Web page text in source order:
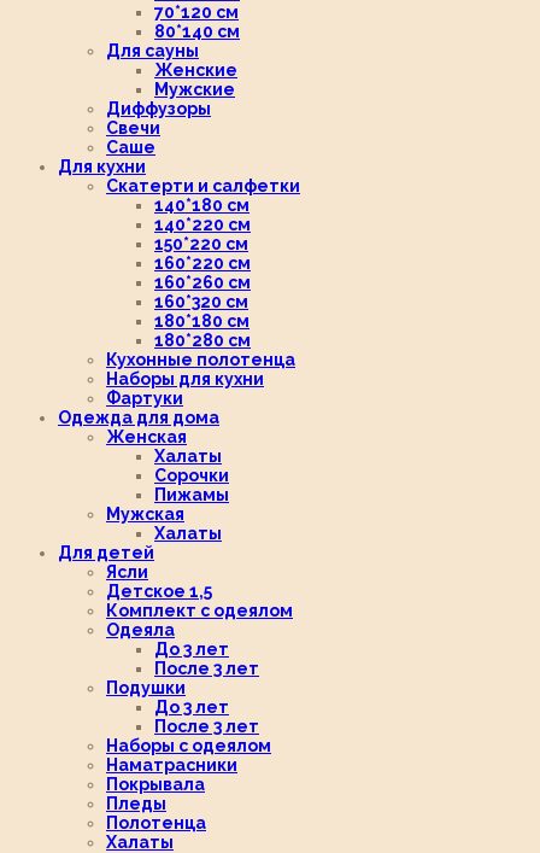
70*120 см
80*140 см
Для сауны
Женские
Мужские
Диффузоры
Свечи
Саше
Для кухни
Скатерти и салфетки
140*180 см
140*220 см
150*220 см
160*220 см
160*260 см
160*320 см
180*180 см
180*280 см
Кухонные полотенца
Наборы для кухни
Фартуки
Одежда для дома
Женская
Халаты
Сорочки
Пижамы
Мужская
Халаты
Для детей
Ясли
Детское 1,5
Комплект с одеялом
Одеяла
До 3 лет
После 3 лет
Подушки
До 3 лет
После 3 лет
Наборы с одеялом
Наматрасники
Покрывала
Пледы
Полотенца
Халаты